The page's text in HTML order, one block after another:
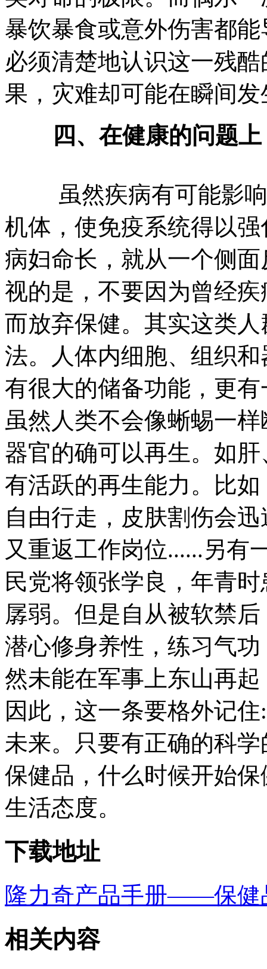
暴饮暴食或意外伤害都
必须清楚地认识这一残
果，灾难却可能在瞬间发
四、在健康的问题
虽然疾病有可能影响
机体，使免疫系统得以
病妇命长，就从一个侧
视的是，不要因为曾经
而放弃保健。其实这类
法。人体内细胞、组织
有很大的储备功能，更
虽然人类不会像蜥蜴一
器官的确可以再生。如
有活跃的再生能力。比
自由行走，皮肤割伤会
又重返工作岗位......另有
民党将领张学良，年青
孱弱。但是自从被软禁
潜心修身养性，练习气
然未能在军事上东山再
因此，这一条要格外记
未来。只要有正确的科
保健品，什么时候开始
生活态度。
下载地址
隆力奇产品手册——保健
相关内容